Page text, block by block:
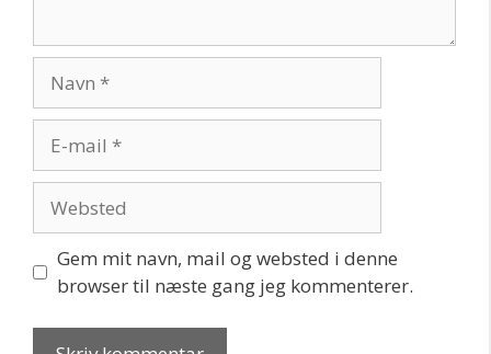
mail
Gem mit navn, mail og websted i denne
browser til næste gang jeg kommenterer.